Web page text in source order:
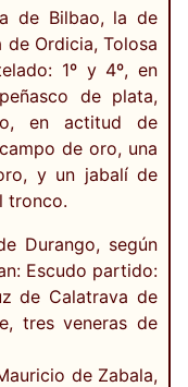
de Bilbao, la de
Ordicia, Tolosa
1º y 4º, en
de plata,
en actitud de
de oro, una
y un jabalí de
tronco.
Durango, según
Escudo partido:
de Calatrava de
tres veneras de
de Zabala,